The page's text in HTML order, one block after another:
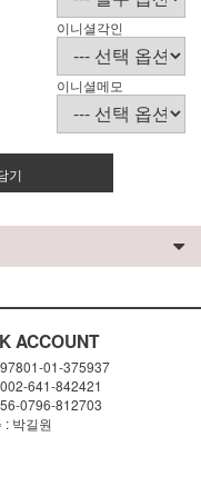
이니셜각인
이니셜메모
기
ACCOUNT
01-375937
641-842421
0796-812703
: 박길원